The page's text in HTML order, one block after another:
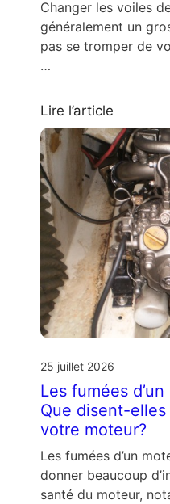
Changer les voiles
généralement un
pas se tromper de
…
Lire l’article
25 juillet 2026
Les fumées
Que disent-
votre moteur?
Les fumées d’un
donner beaucoup
santé du moteur,